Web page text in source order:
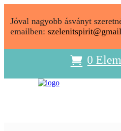
Jóval nagyobb ásványt
emailben:
0